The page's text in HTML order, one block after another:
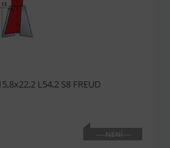
L54,2 S8 FREUD
NENÍ